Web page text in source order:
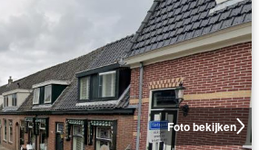
Foto bekijken